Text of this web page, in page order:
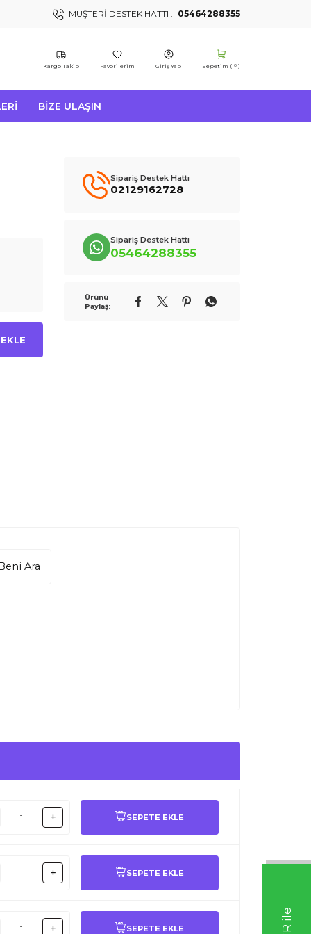
MÜŞTERI DESTEK HATTI : 05464288355
Kargo Takip Favorilerim Giriş Yap Sepetim ( 0 )
BIZE ULAŞIN
Sipariş Destek Hattı
02129162728
Sipariş Destek Hattı
05464288355
Ürünü
Paylaş:
Ara
SEPETE EKLE
SEPETE EKLE
SEPETE EKLE